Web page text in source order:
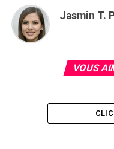
Jasmin T.
VOUS